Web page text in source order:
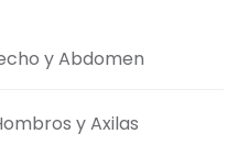
y Abdomen
y Axilas